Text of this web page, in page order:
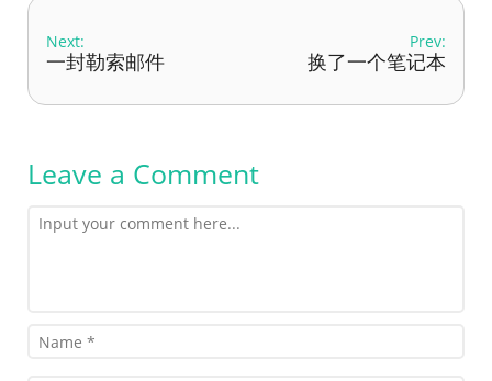
Next:
一封勒索邮件
Prev:
换了一个笔记本
Leave a Comment